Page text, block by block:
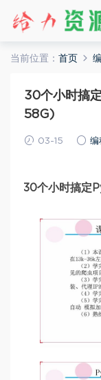
当前位置： 首页
30个小时搞
58G)
03-15 编
30个小时搞定